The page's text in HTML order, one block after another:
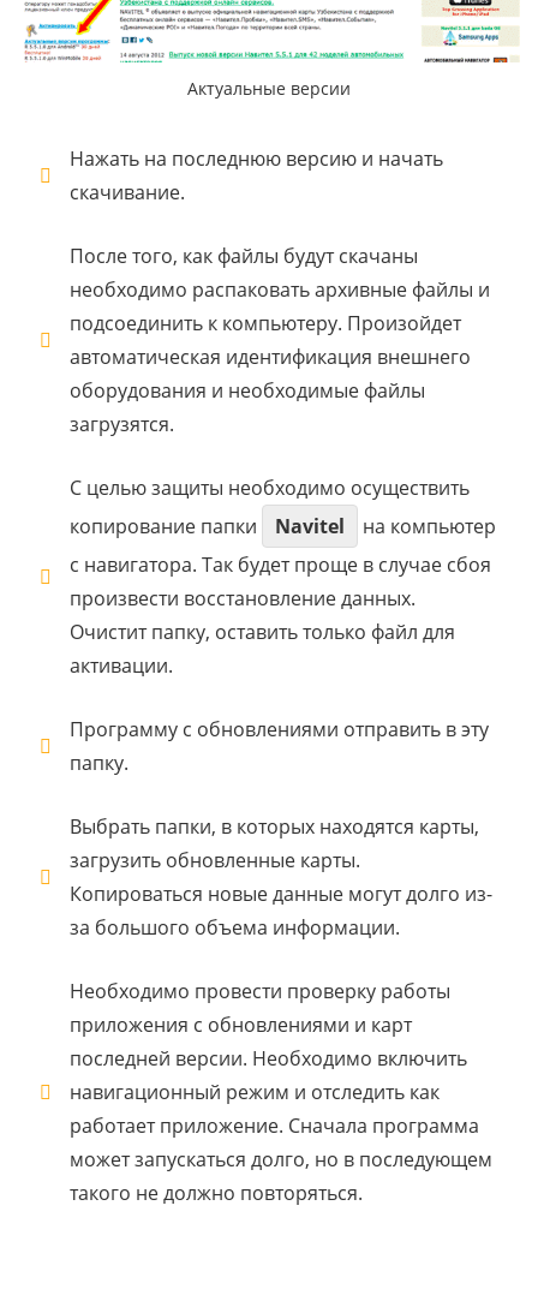
Актуальные версии
Нажать на последнюю версию и начать
скачивание.
После того, как файлы будут скачаны
необходимо распаковать архивные файлы и
подсоединить к компьютеру. Произойдет
автоматическая идентификация внешнего
оборудования и необходимые файлы
загрузятся.
С целью защиты необходимо осуществить
копирование папки
Navitel
на компьютер
с навигатора. Так будет проще в случае сбоя
произвести восстановление данных.
Очистит папку, оставить только файл для
активации.
Программу с обновлениями отправить в эту
папку.
Выбрать папки, в которых находятся карты,
загрузить обновленные карты.
Копироваться новые данные могут долго из-
за большого объема информации.
Необходимо провести проверку работы
приложения с обновлениями и карт
последней версии. Необходимо включить
навигационный режим и отследить как
работает приложение. Сначала программа
может запускаться долго, но в последующем
такого не должно повторяться.